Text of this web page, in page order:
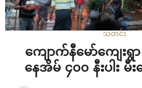
သတင်း
ကျောက်နီမော်ကျေးရွ
နေအိမ် ၄၀၀ နီးပါး မီ